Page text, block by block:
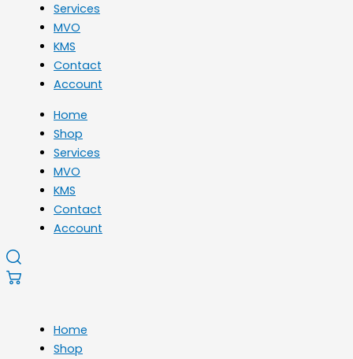
Services
MVO
KMS
Contact
Account
Home
Shop
Services
MVO
KMS
Contact
Account
Home
Shop